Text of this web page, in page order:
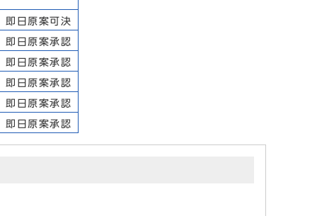
即日原案可決
即日原案承認
即日原案承認
即日原案承認
即日原案承認
即日原案承認